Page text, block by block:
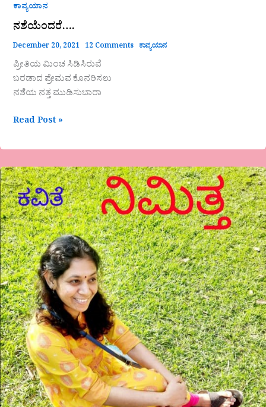
ಕಾವ್ಯಯಾನ
ನಶೆಯೆಂದರೆ….
December 20, 2021 12 Comments ಕಾವ್ಯಯಾನ
ಪ್ರೀತಿಯ ಮಿಂಚ ಸಿಡಿಸಿರುವೆ
ಬರಡಾದ ಪ್ರೇಮವ ಕೊನರಿಸಲು
ನಶೆಯ ನತ್ತ ಮುಡಿಸುಬಾರಾ
Read Post »